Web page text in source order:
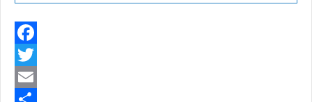
F
a
c
T
w
E